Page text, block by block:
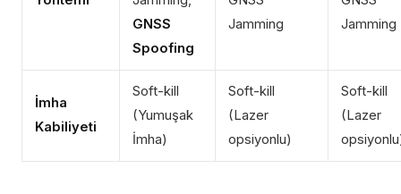
GNSS
Spoofing
Jamming
Jamming
İmha
Kabiliyeti
Soft-kill
(Yumuşak
İmha)
Soft-kill
(Lazer
opsiyonlu)
Soft-kill
(Lazer